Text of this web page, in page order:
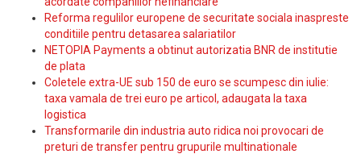
Reforma regulilor europene de securitate sociala inaspreste
conditiile pentru detasarea salariatilor
NETOPIA Payments a obtinut autorizatia BNR de institutie
de plata
Coletele extra-UE sub 150 de euro se scumpesc din iulie:
taxa vamala de trei euro pe articol, adaugata la taxa
logistica
Transformarile din industria auto ridica noi provocari de
preturi de transfer pentru grupurile multinationale